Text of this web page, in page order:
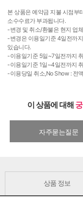
본 상품은 예약금 지불 시점부
소수수료가 부과됩니다.
-변경 및 취소/환불은 현지 업
-변경은 이용일기준 4일전까
있습니다.
-이용일기준 5일~7일전까지
-이용일기준 1일~4일전까지
-이용당일 취소,No Show : 전
이 상품에 대해
자주묻는질문
상품 정보